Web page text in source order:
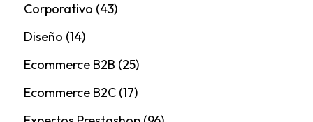
Corporativo (43)
Diseño (14)
Ecommerce B2B (25)
Ecommerce B2C(17)